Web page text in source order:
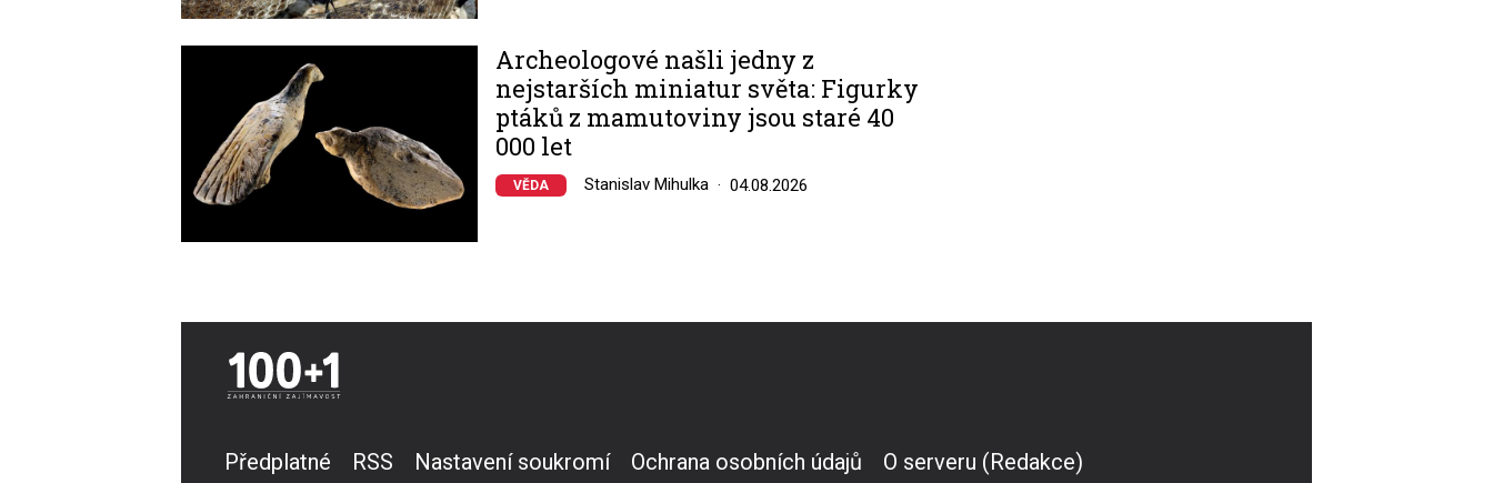
Archeologové našli jedny z
nejstarších miniatur světa: Figurky
ptáků z mamutoviny jsou staré 40
000 let
VĚDA Stanislav Mihulka 04.08.2026
Předplatné RSS Nastavení soukromí Ochrana osobních údajů O serveru (Redakce)